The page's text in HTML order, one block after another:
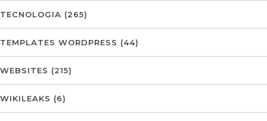
TECNOLOGIA (265)
TEMPLATES WORDPRESS (44)
WEBSITES (215)
WIKILEAKS (6)